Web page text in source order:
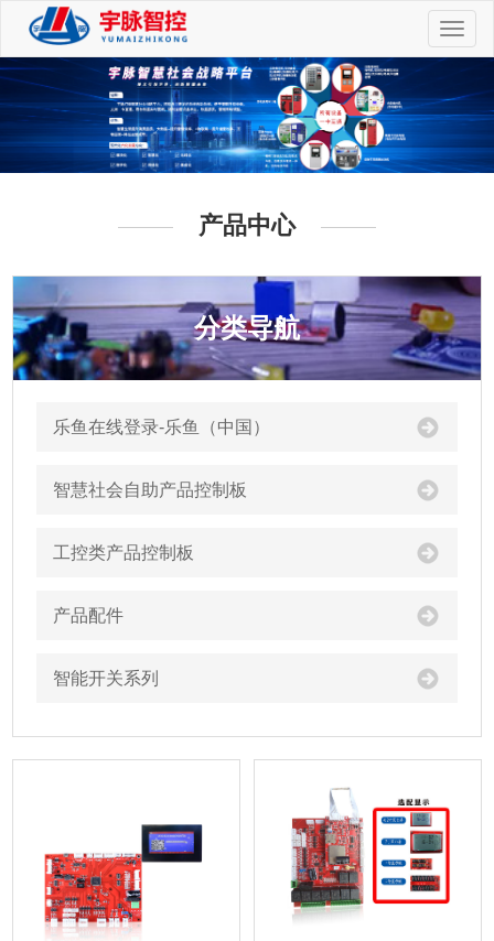
切
换
航
产品中心
分类导航
乐鱼在线登录-乐鱼（中国）
智慧社会自助产品控制板
工控类产品控制板
产品配件
智能开关系列